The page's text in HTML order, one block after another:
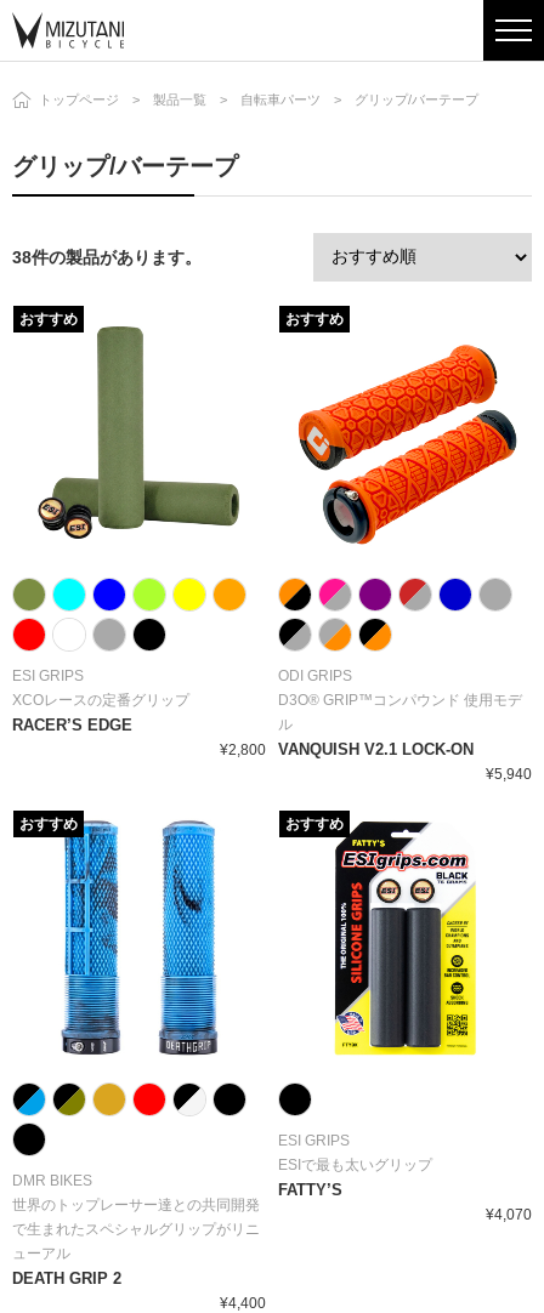
トップページ 製品一覧 自転車パーツ グリップ/バーテープ
グリップ/バーテープ
38件の製品があります。
ESI GRIPS
XCOレースの定番グリップ
RACER’S EDGE
¥2,800
おすすめ
ODI GRIPS
D3O® GRIP™コンパウンド 使用モデ
ル
VANQUISH V2.1 LOCK-ON
¥5,940
おすすめ
DMR BIKES
世界のトップレーサー達との共同開発
で生まれたスペシャルグリップがリニ
ューアル
DEATH GRIP 2
¥4,400
おすすめ
ESI GRIPS
ESIで最も太いグリップ
FATTY’S
¥4,070
おすすめ